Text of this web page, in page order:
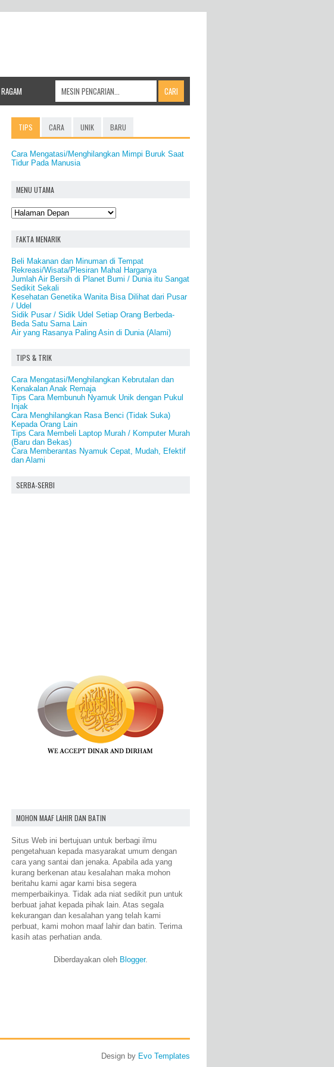
RAGAM
TIPS CARA UNIK BARU
Cara Mengatasi/Menghilangkan Mimpi Buruk Saat
Tidur Pada Manusia
MENU UTAMA
FAKTA MENARIK
Beli Makanan dan Minuman di Tempat
Rekreasi/Wisata/Plesiran Mahal Harganya
Jumlah Air Bersih di Planet Bumi / Dunia itu Sangat
Sedikit Sekali
Kesehatan Genetika Wanita Bisa Dilihat dari Pusar
/ Udel
Sidik Pusar / Sidik Udel Setiap Orang Berbeda-
Beda Satu Sama Lain
Air yang Rasanya Paling Asin di Dunia (Alami)
TIPS & TRIK
Cara Mengatasi/Menghilangkan Kebrutalan dan
Kenakalan Anak Remaja
Tips Cara Membunuh Nyamuk Unik dengan Pukul
Injak
Cara Menghilangkan Rasa Benci (Tidak Suka)
Kepada Orang Lain
Tips Cara Membeli Laptop Murah / Komputer Murah
(Baru dan Bekas)
Cara Memberantas Nyamuk Cepat, Mudah, Efektif
dan Alami
SERBA-SERBI
MOHON MAAF LAHIR DAN BATIN
Situs Web ini bertujuan untuk berbagi ilmu
pengetahuan kepada masyarakat umum dengan
cara yang santai dan jenaka. Apabila ada yang
kurang berkenan atau kesalahan maka mohon
beritahu kami agar kami bisa segera
memperbaikinya. Tidak ada niat sedikit pun untuk
berbuat jahat kepada pihak lain. Atas segala
kekurangan dan kesalahan yang telah kami
perbuat, kami mohon maaf lahir dan batin. Terima
kasih atas perhatian anda.
Diberdayakan oleh Blogger.
Design by Evo Templates